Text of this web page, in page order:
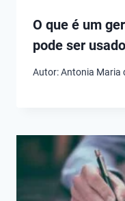
O que é um
pode ser usado
Autor:Antonia Maria